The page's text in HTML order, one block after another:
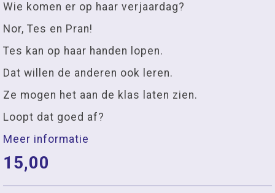
Wie komen er op haar verjaardag?
Nor, Tes en Pran!
Tes kan op haar handen lopen.
Dat willen de anderen ook leren.
Ze mogen het aan de klas laten zien.
Loopt dat goed af?
Meer informatie
15,00